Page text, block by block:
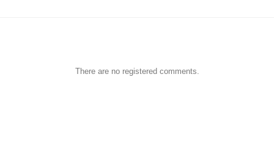
There are no registered comments.